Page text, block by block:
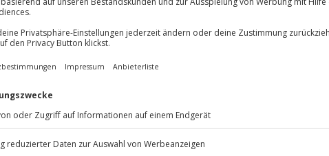
wegzufahren und die Seele
dafür zu haben, eine neue
Bad Köstritz erwarten euch
neuen Erlebnissen. Eine
sowie
Also nichts wie hin in die
das alles bereithält, was euer
Zeitsamt Trabant in Bad